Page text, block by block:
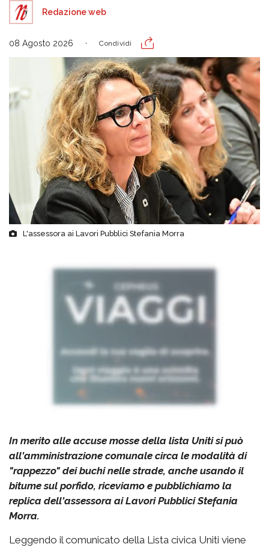
Redazione web
08 Agosto 2026 Condividi
L'assessora ai Lavori Pubblici Stefania Morra
In merito alle accuse mosse della lista Uniti si può
all'amministrazione comunale circa le modalità di
"rappezzo" dei buchi nelle strade, anche usando il
bitume sul porfido, riceviamo e pubblichiamo la
replica dell'assessora ai Lavori Pubblici Stefania
Morra.
Leggendo il comunicato della Lista civica Uniti viene